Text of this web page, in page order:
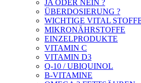
JA ODER NEIN ?
ÜBERDOSIERUNG ?
WICHTIGE VITAL
MIKRONÄHRSTOFFE
EINZELPRODUKTE
VITAMIN C
VITAMIN D3
Q-10 / UBIQUINOL
B-VITAMINE